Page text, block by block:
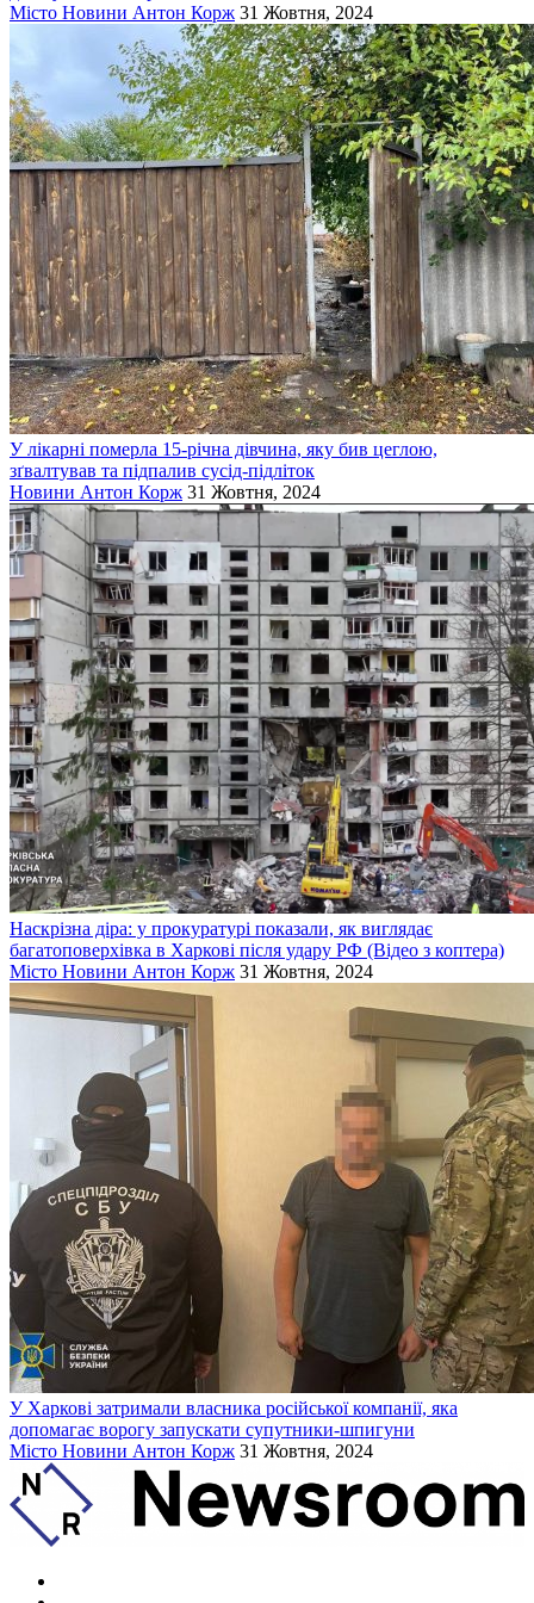
Місто Новини Антон Корж 31 Жовтня, 2024
У лікарні померла 15-річна дівчина, яку бив цеглою,
зґвалтував та підпалив сусід-підліток
Новини Антон Корж 31 Жовтня, 2024
Наскрізна діра: у прокуратурі показали, як виглядає
багатоповерхівка в Харкові після удару РФ (Відео з коптера)
Місто Новини Антон Корж 31 Жовтня, 2024
У Харкові затримали власника російської компанії, яка
допомагає ворогу запускати супутники-шпигуни
Місто Новини Антон Корж 31 Жовтня, 2024